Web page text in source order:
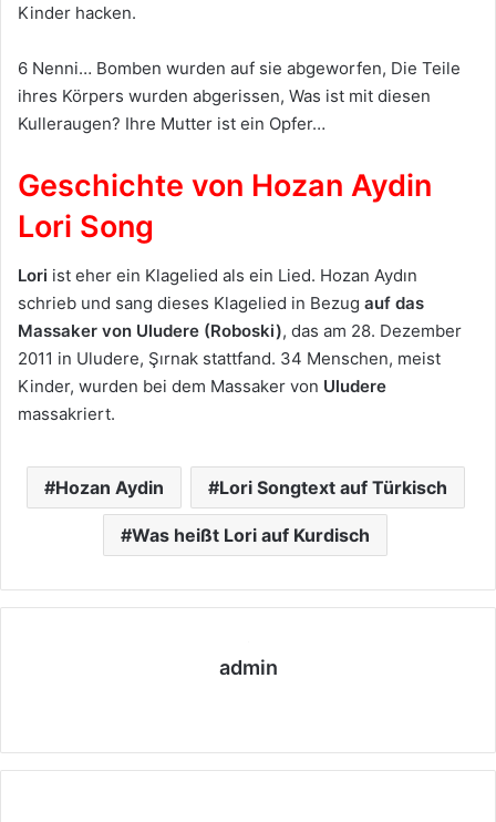
Kinder hacken.
6 Nenni… Bomben wurden auf sie abgeworfen, Die Teile
ihres Körpers wurden abgerissen, Was ist mit diesen
Kulleraugen? Ihre Mutter ist ein Opfer…
Geschichte von Hozan Aydin
Lori Song
Lori ist eher ein Klagelied als ein Lied. Hozan Aydın
schrieb und sang dieses Klagelied in Bezug auf das
Massaker von Uludere (Roboski), das am 28. Dezember
2011 in Uludere, Şırnak stattfand. 34 Menschen, meist
Kinder, wurden bei dem Massaker von Uludere
massakriert.
Hozan Aydin Lori Songtext auf Türkisch
Was heißt Lori auf Kurdisch
admin
eit